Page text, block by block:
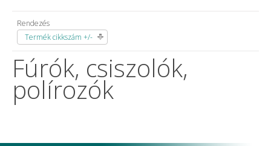
Rendezés
Termék cikkszám +/-
Fúrók, csiszolók,
polírozók